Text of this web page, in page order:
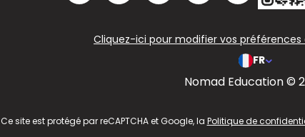
Cliquez-ici pour modifier vos
FR
Nomad Education ©
Ce site est protégé par reCAPTCHA et Google, la Politique de